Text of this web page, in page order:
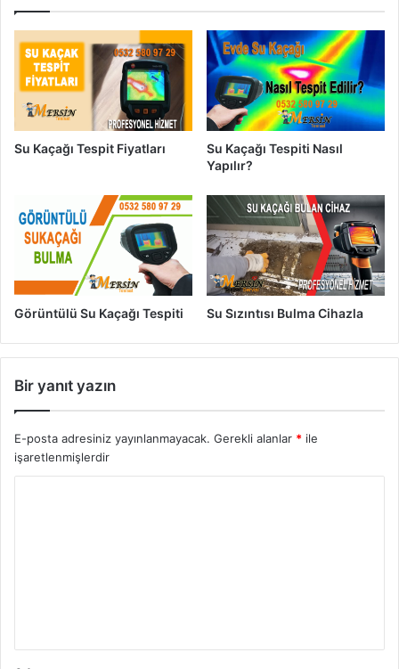
Su Kaçağı Tespit Fiyatları
Su Kaçağı Tespiti Nasıl
Yapılır?
Görüntülü Su Kaçağı Tespiti Su Sızıntısı Bulma Cihazla
Bir yanıt yazın
E-posta adresiniz yayınlanmayacak. Gerekli alanlar * ile
işaretlenmişlerdir